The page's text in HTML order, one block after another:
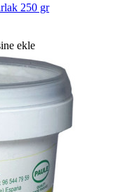
250 gr
ekle